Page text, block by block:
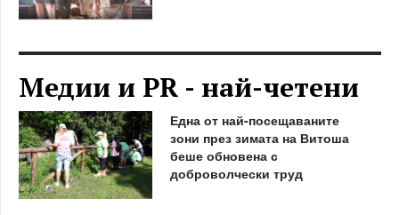
Медии и PR - най-четени
Една от най-посещаваните
зони през зимата на Витоша
беше обновена с
доброволчески труд